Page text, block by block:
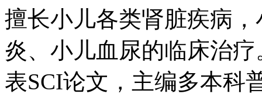
擅长小儿各类肾脏疾病
炎、小儿血尿的临床治
表SCI论文，主编多本科